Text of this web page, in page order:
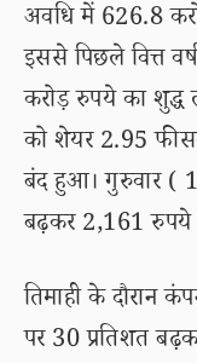
अवधि में 626.8
इससे पिछले वित्त
करोड़ रुपये का शुद्ध
को शेयर 2.95
बंद हुआ। गुरुवार (
बढ़कर 2,161 रुपये
तिमाही के दौरान
पर 30 प्रतिशत